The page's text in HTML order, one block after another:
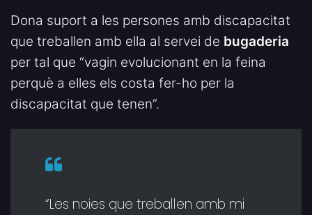
Dona suport a les persones amb discapacitat
que treballen amb ella al servei de bugaderia
per tal que “vagin evolucionant en la feina
perquè a elles els costa fer-ho per la
discapacitat que tenen”.
“Les noies que treballen amb mi